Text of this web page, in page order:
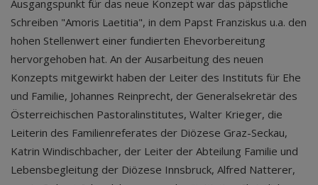
Ausgangspunkt für das neue Konzept war das päpstliche
Schreiben "Amoris Laetitia", in dem Papst Franziskus u.a. den
hohen Stellenwert einer fundierten Ehevorbereitung
hervorgehoben hat. An der Ausarbeitung des neuen
Konzepts mitgewirkt haben der Leiter des Instituts für Ehe
und Familie, Johannes Reinprecht, der Generalsekretär des
Österreichischen Pastoralinstitutes, Walter Krieger, die
Leiterin des Familienreferates der Diözese Graz-Seckau,
Katrin Windischbacher, der Leiter der Abteilung Familie und
Lebensbegleitung der Diözese Innsbruck, Alfred Natterer,